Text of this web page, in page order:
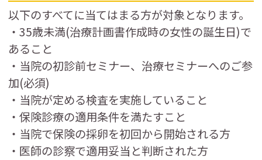
以下のすべてに当てはまる方が対象となります。
・35歳未満(治療計画書作成時の女性の誕生日)で
あること
・当院の初診前セミナー、治療セミナーへのご参
加(必須)
・当院が定める検査を実施していること
・保険診療の適用条件を満たすこと
・当院で保険の採卵を初回から開始される方
・医師の診察で適用妥当と判断された方